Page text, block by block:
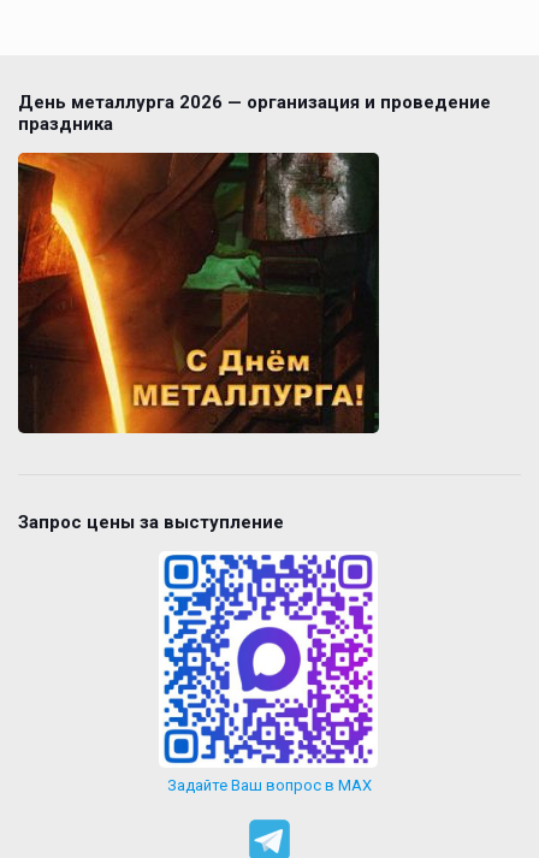
День металлурга 2026 — организация и проведение
праздника
Запрос цены за выступление
Задайте Ваш вопрос в MAX